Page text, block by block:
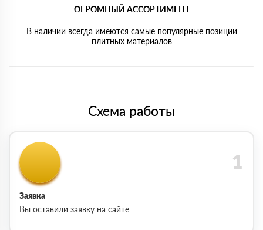
ОГРОМНЫЙ АССОРТИМЕНТ
В наличии всегда имеются самые популярные позиции
плитных материалов
Схема работы
Заявка
Вы оставили заявку на сайте